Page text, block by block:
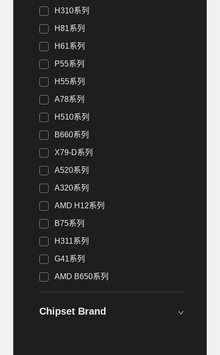
H310系列
H81系列
H61系列
P55系列
H55系列
A78系列
H510系列
B660系列
X79-D系列
A520系列
A320系列
AMD H12系列
B75系列
H311系列
G41系列
AMD B650系列
Chipset Brand